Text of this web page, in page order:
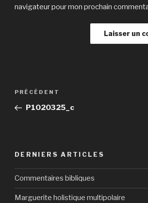
navigateur pour mon prochain
Navigation
l’article
Article
précédent
PRÉCÉDENT
P1020325_c
DERNIERS ARTICLES
Commentaires bibliques
Marguerite holistique multipolaire